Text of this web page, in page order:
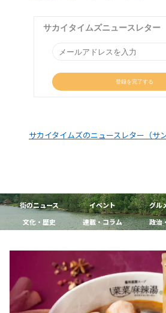
サカイタイムズのニュースレター（サン
街のニュース イベント グル
文化・歴史
連載・コラム 政治